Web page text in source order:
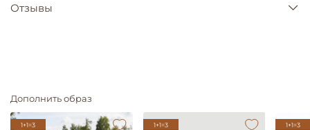
Отзывы
Дополнить образ
1+1=3 1+1=3 1+1=3